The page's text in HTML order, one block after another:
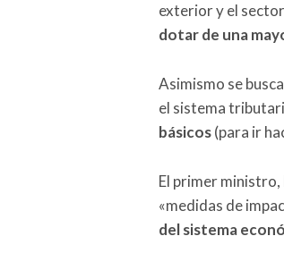
exterior y el
dotar de una
Asimismo se
el sistema
básicos(para ir
El primer
«medidas de
del sistema